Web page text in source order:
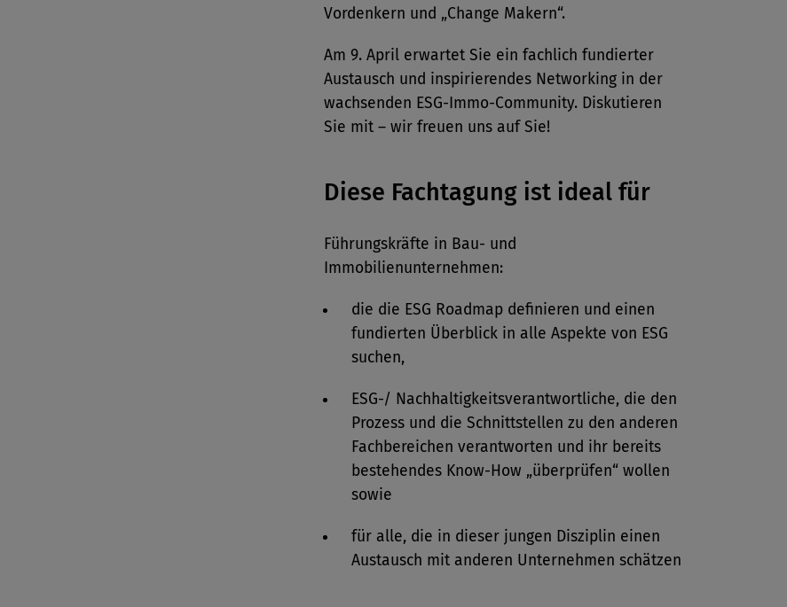
Vordenkern und „Change Makern“.
Am 9. April erwartet Sie ein fachlich fundierter
Austausch und inspirierendes Networking in der
wachsenden ESG-Immo-Community. Diskutieren
Sie mit – wir freuen uns auf Sie!
Diese Fachtagung ist ideal für
Führungskräfte in Bau- und
Immobilienunternehmen:
die die ESG Roadmap definieren und einen
fundierten Überblick in alle Aspekte von ESG
suchen,
ESG-/ Nachhaltigkeitsverantwortliche, die den
Prozess und die Schnittstellen zu den anderen
Fachbereichen verantworten und ihr bereits
bestehendes Know-How „überprüfen“ wollen
sowie
für alle, die in dieser jungen Disziplin einen
Austausch mit anderen Unternehmen schätzen